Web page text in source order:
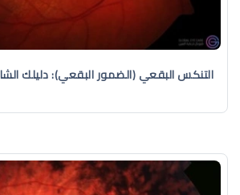
التنكس البقعي (الضمور البقعي): دليلك